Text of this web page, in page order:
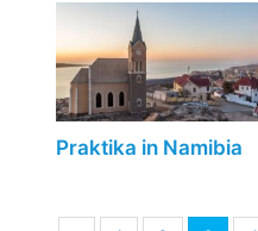
Praktika in Namibia